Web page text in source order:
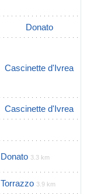
Donato
Cascinette d'Ivrea
Cascinette d'Ivrea
Donato 3.3 km
Torrazzo 3.9 km